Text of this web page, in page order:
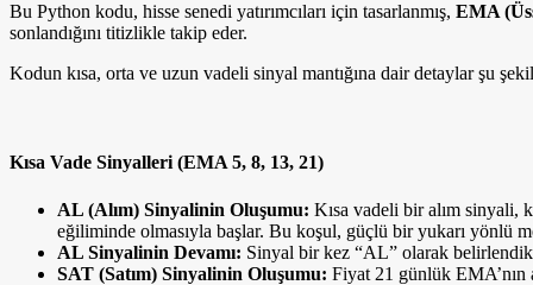
Bu Python kodu, hisse senedi yatırımcıları için tasarlanmış, EMA
sonlandığını titizlikle takip eder.
Kodun kısa, orta ve uzun vadeli sinyal mantığına dair detaylar şu
Kısa Vade Sinyalleri (EMA 5, 8, 13, 21)
AL (Alım) Sinyalinin Oluşumu: Kısa vadeli bir alım sinyali,
eğiliminde olmasıyla başlar. Bu koşul, güçlü bir yukarı yönlü
AL Sinyalinin Devamı: Sinyal bir kez “AL” olarak
SAT (Satım) Sinyalinin Oluşumu: Fiyat 21 günlük EMA’nın